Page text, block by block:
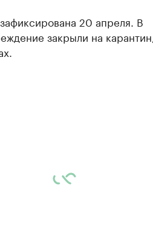
20 апреля. В
закрыли на карантин,